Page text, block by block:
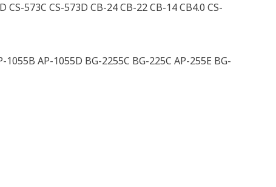
CS-573C CS-573D CB-24 CB-22 CB-14 CB4.0 CS-
AP-1055D BG-2255C BG-225C AP-255E BG-